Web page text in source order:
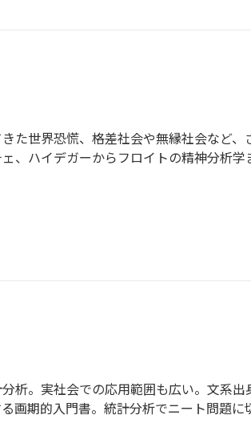
た世界恐慌、格差社会や無縁社会など
、ハイデガーからフロイトの精神分析
「解答書」
析。実社会での応用範囲も広い。文系
画期的入門書。統計分析でニート問題